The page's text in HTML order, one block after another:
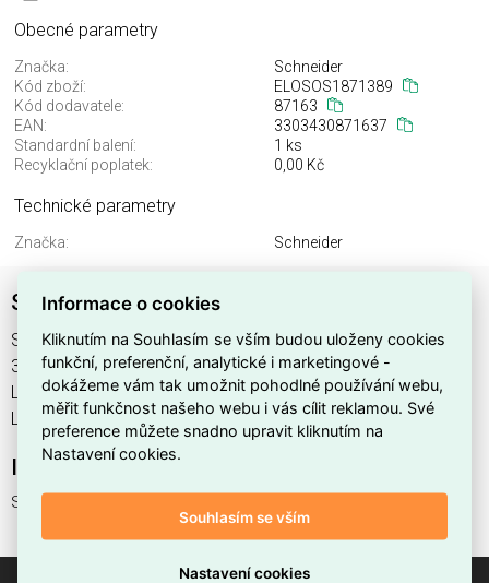
Obecné parametry
Značka:
Schneider
Kód zboží:
ELOSOS1871389
Kód dodavatele:
87163
EAN:
3303430871637
Standardní balení:
1 ks
Recyklační poplatek:
0,00 Kč
Technické parametry
Značka: Schneider
SPODNÍ PANEL L=650 H=400
SPODNÍ PANEL L=650 H=400 , výrobce Schneider, EAN
3303430871637, kód dodavatele 87163. SPODNÍ PANEL
L=650 H=400 nabízíme od 1 ks. Kód EMAS SPODNÍ PANEL
L=650 H=400 je ELOSOS1871389.
Interní název produktu
SPODNÍ PANEL L=650 H=400
Informace o cookies
Kliknutím na Souhlasím se vším budou uloženy cookies
funkční, preferenční, analytické i marketingové -
dokážeme vám tak umožnit pohodlné používání webu,
měřit funkčnost našeho webu i vás cílit reklamou. Své
preference můžete snadno upravit kliknutím na
Nastavení cookies.
Souhlasím se vším
Nastavení cookies